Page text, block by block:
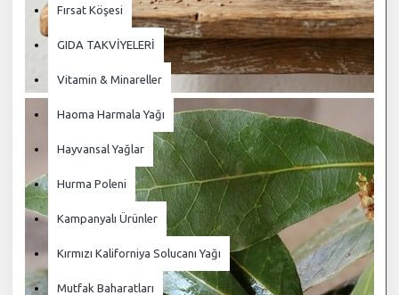
Fırsat Köşesi
GIDA TAKVİYELERİ
Vitamin & Minareller
Haoma Harmala Yağı
Hayvansal Yağlar
Hurma Poleni
Kampanyalı Ürünler
Kırmızı Kaliforniya Solucanı Yağı
Mutfak Baharatları